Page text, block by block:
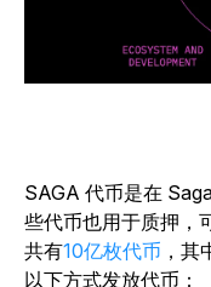
SAGA 代币是在
些代币也用于质押，
共有10亿枚代币 ，
以下方式发放代币：